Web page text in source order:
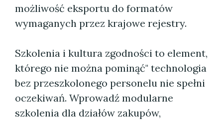
możliwość eksportu do formatów
wymaganych przez krajowe rejestry.
Szkolenia i kultura zgodności to element,
którego nie można pominąć" technologia
bez przeszkolonego personelu nie spełni
oczekiwań. Wprowadź modularne
szkolenia dla działów zakupów,